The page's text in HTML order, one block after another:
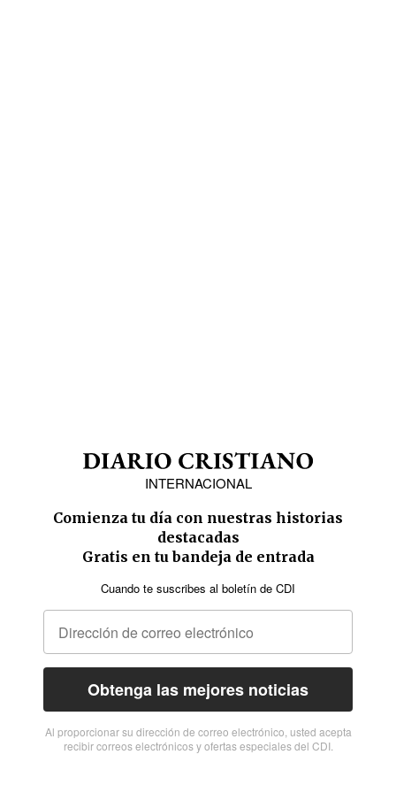
INTERNACIONAL
Comienza tu día con nuestras historias
destacadas
Gratis en tu bandeja de entrada
Cuando te suscribes al boletín de CDI
Obtenga las mejores noticias
Al proporcionar su dirección de correo electrónico, usted acepta
recibir correos electrónicos y ofertas especiales del CDI.